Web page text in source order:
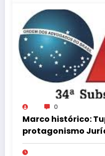
0
Marco histórico:
protagonismo
Instalação de